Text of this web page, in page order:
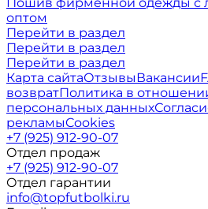
оптом
Перейти в раздел
Перейти в раздел
Перейти в раздел
Карта сайтаОтзывыВакансии
возвратПолитика в
персональных данных
рекламыCookies
+7 (925) 912-90-07
Отдел продаж
+7 (925) 912-90-07
Отдел гарантии
info@topfutbolki.ru